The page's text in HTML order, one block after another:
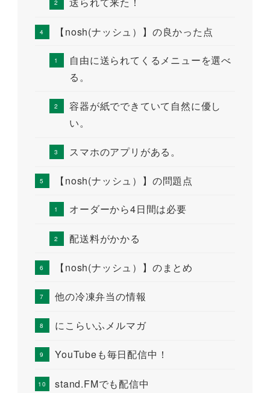
【nosh(ナッシュ）】の良かった点
自由に送られてくるメニューを選べ
る。
容器が紙でできていて自然に優し
い。
スマホのアプリがある。
【nosh(ナッシュ）】の問題点
オーダーから4日間は必要
配送料がかかる
【nosh(ナッシュ）】のまとめ
他の冷凍弁当の情報
にこらいふメルマガ
YouTubeも毎日配信中！
stand.FMでも配信中